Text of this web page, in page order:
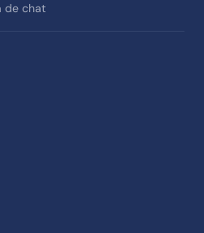
de chat